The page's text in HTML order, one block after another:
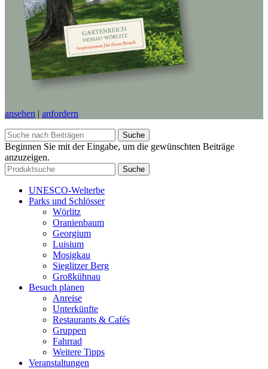
ansehen | anfordern
Suche
Beginnen Sie mit der Eingabe, um die gewünschten Beiträge
anzuzeigen.
Suche
UNESCO-Welterbe
Parks und Schlösser
Wörlitz
Oranienbaum
Georgium
Luisium
Mosigkau
Sieglitzer Berg
Großkühnau
Besuch planen
Anreise
Unterkünfte
Restaurants & Cafés
Gruppen
Fahrrad
Weitere Tipps
Veranstaltungen